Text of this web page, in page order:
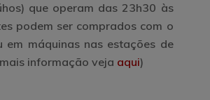
que operam das 23h30 às
podem ser comprados com o
em máquinas nas estações de
informação veja aqui)